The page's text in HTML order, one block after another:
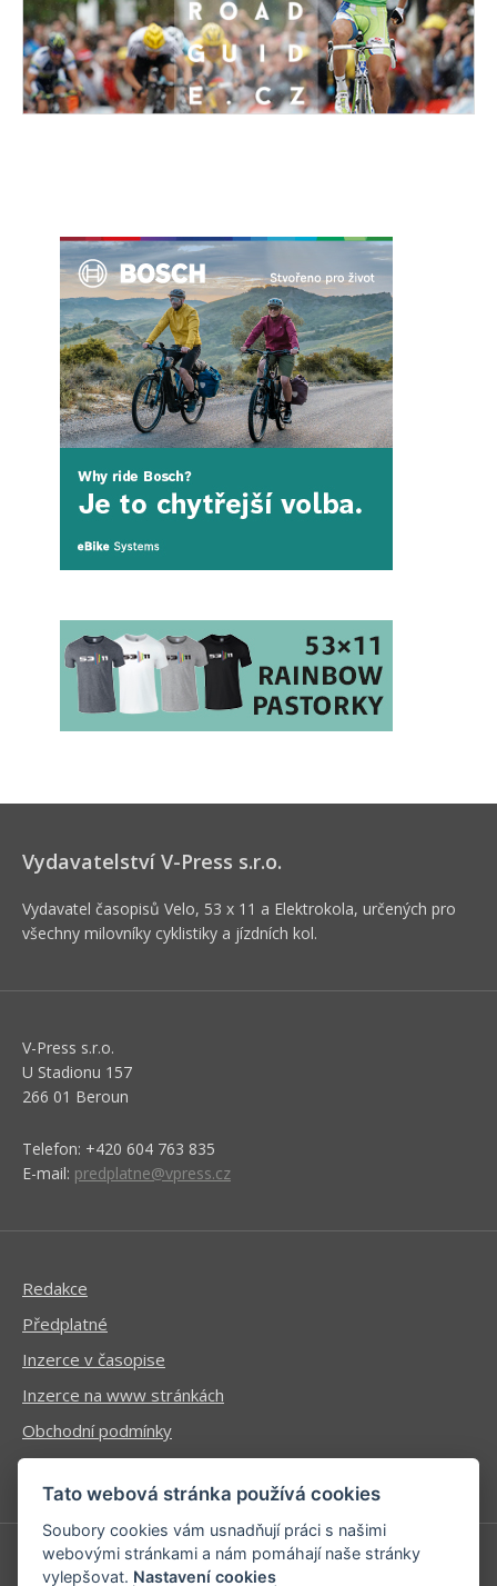
Vydavatelství V-Press s.r.o.
Vydavatel časopisů Velo, 53 x 11 a Elektrokola, určených pro
všechny milovníky cyklistiky a jízdních kol.
V-Press s.r.o.
U Stadionu 157
266 01 Beroun
Telefon: +420 604 763 835
E-mail: predplatne@vpress.cz
Redakce
Předplatné
Inzerce v časopise
Inzerce na www stránkách
Obchodní podmínky
Ochrana osobních údajů
Příhlášení | Registrace
Tato webová stránka používá cookies
Soubory cookies vám usnadňují práci s našimi
webovými stránkami a nám pomáhají naše stránky
vylepšovat. Nastavení cookies